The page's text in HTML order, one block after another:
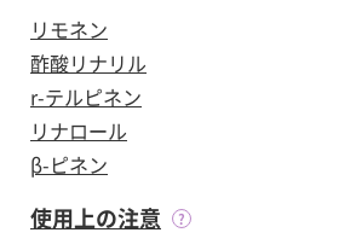
リモネン
酢酸リナリル
r-テルピネン
リナロール
β-ピネン
使用上の注意